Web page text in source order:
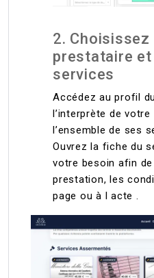
2. Choisissez
prestataire
services
Accédez au profil
l’interprète de
l’ensemble de ses
Ouvrez la fiche du
votre besoin afin
prestation, les
page ou à l acte .